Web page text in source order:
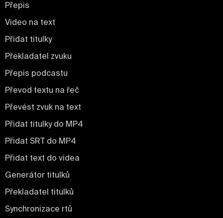
Přepis
Video na text
Přidat titulky
Překladatel zvuku
Přepis podcastu
Převod textu na řeč
Převést zvuk na text
Přidat titulky do MP4
Přidat SRT do MP4
Přidat text do videa
Generátor titulků
Překladatel titulků
Synchronizace rtů